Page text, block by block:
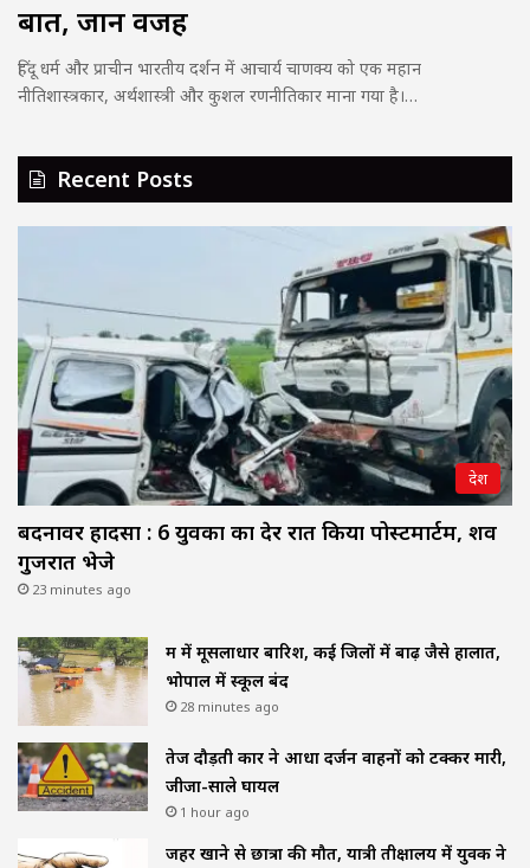
बातें, जानें वजह
हिंदू धर्म और प्राचीन भारतीय दर्शन में आचार्य चाणक्य को एक महान
नीतिशास्त्रकार, अर्थशास्त्री और कुशल रणनीतिकार माना गया है।…
Recent Posts
देश
बदनावर हादसा : 6 युवकों का देर रात किया पोस्टमार्टम, शव
गुजरात भेजे
23 minutes ago
मप्र में मूसलाधार बारिश, कई जिलों में बाढ़ जैसे हालात,
भोपाल में स्कूल बंद
28 minutes ago
तेज दौड़ती कार ने आधा दर्जन वाहनों को टक्कर मारी,
जीजा-साले घायल
1 hour ago
जहर खाने से छात्रा की मौत, यात्री प्रतीक्षालय में युवक ने